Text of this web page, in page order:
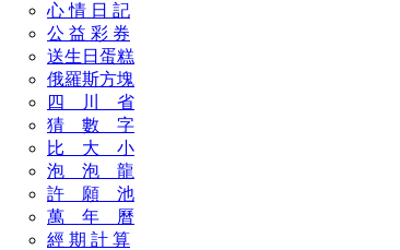
心 情 日 記
公 益 彩 券
送生日蛋糕
俄羅斯方塊
四 川 省
猜 數 字
比 大 小
泡 泡 龍
許 願 池
萬 年 曆
經 期 計 算